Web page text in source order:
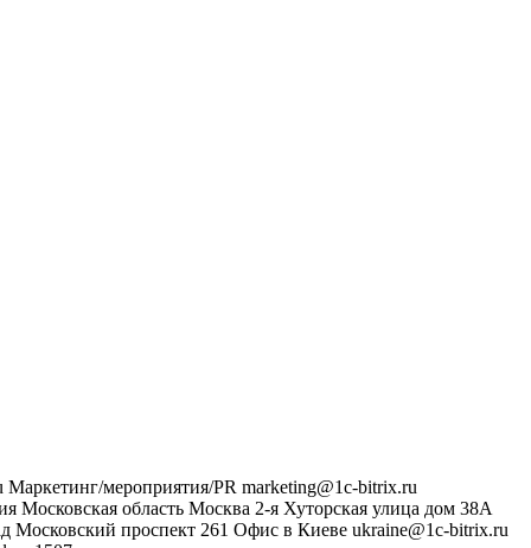
Маркетинг/мероприятия/PR marketing@1c-bitrix.ru
Московская область Москва 2-я Хуторская улица дом 38А
Московский проспект 261 Офис в Киеве ukraine@1c-bitrix.ru